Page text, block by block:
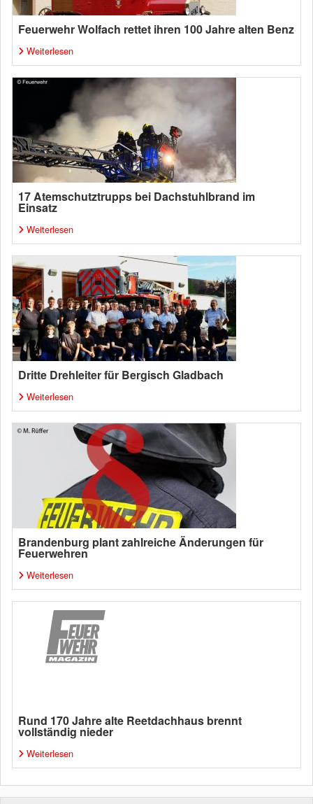
Feuerwehr Wolfach rettet ihren 100 Jahre alten Benz
Weiterlesen
17 Atemschutztrupps bei Dachstuhlbrand im
Einsatz
Weiterlesen
Dritte Drehleiter für Bergisch Gladbach
Weiterlesen
Brandenburg plant zahlreiche Änderungen für
Feuerwehren
Weiterlesen
Rund 170 Jahre alte Reetdachhaus brennt
vollständig nieder
Weiterlesen